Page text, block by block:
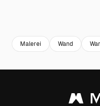
Malerei Wand